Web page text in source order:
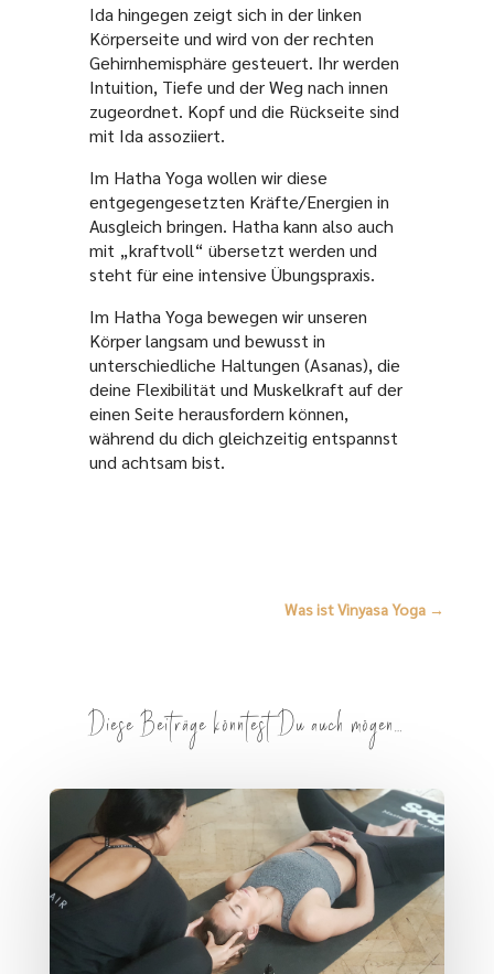
Ida hingegen zeigt sich in der linken
Körperseite und wird von der rechten
Gehirnhemisphäre gesteuert. Ihr werden
Intuition, Tiefe und der Weg nach innen
zugeordnet. Kopf und die Rückseite sind
mit Ida assoziiert.
Im Hatha Yoga wollen wir diese
entgegengesetzten Kräfte/Energien in
Ausgleich bringen. Hatha kann also auch
mit „kraftvoll“ übersetzt werden und
steht für eine intensive Übungspraxis.
Im Hatha Yoga bewegen wir unseren
Körper langsam und bewusst in
unterschiedliche Haltungen (Asanas), die
deine Flexibilität und Muskelkraft auf der
einen Seite herausfordern können,
während du dich gleichzeitig entspannst
und achtsam bist.
Was ist Vinyasa Yoga →
Diese Beiträge könntest Du auch mögen…